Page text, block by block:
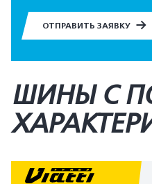
ОТПРАВИТЬ ЗАЯВКУ
ШИНЫ С